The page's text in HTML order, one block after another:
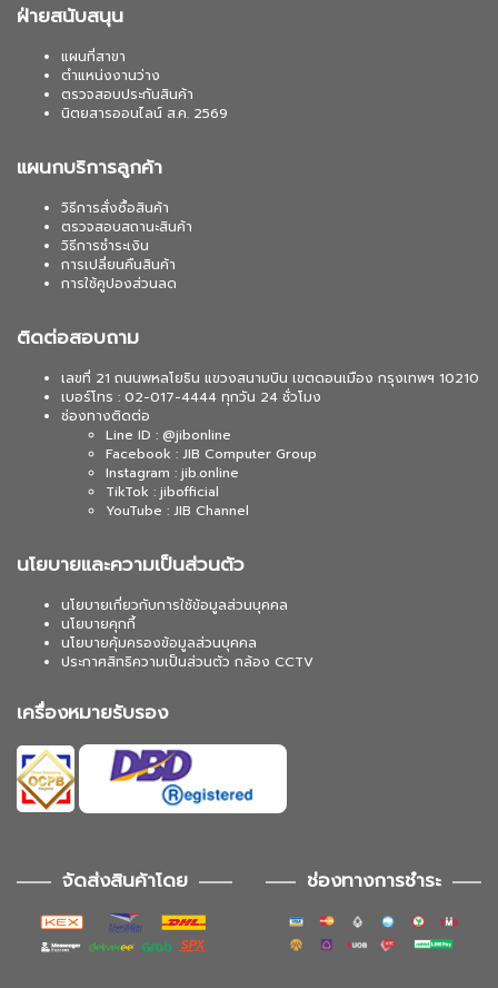
ฝ่ายสนับสนุน
แผนที่สาขา
ตำแหน่งงานว่าง
ตรวจสอบประกันสินค้า
นิตยสารออนไลน์ ส.ค. 2569
แผนกบริการลูกค้า
วิธีการสั่งซื้อสินค้า
ตรวจสอบสถานะสินค้า
วิธีการชำระเงิน
การเปลี่ยนคืนสินค้า
การใช้คูปองส่วนลด
ติดต่อสอบถาม
เลขที่ 21 ถนนพหลโยธิน แขวงสนามบิน เขตดอนเมือง กรุงเทพฯ 10210
เบอร์โทร : 02-017-4444 ทุกวัน 24 ชั่วโมง
ช่องทางติดต่อ
Line ID : @jibonline
Facebook : JIB Computer Group
Instagram : jib.online
TikTok : jibofficial
YouTube : JIB Channel
นโยบายและความเป็นส่วนตัว
นโยบายเกี่ยวกับการใช้ข้อมูลส่วนบุคคล
นโยบายคุกกี้
นโยบายคุ้มครองข้อมูลส่วนบุคคล
ประกาศสิทธิความเป็นส่วนตัว กล้อง CCTV
เครื่องหมายรับรอง
จัดส่งสินค้าโดย ช่องทางการชำระ